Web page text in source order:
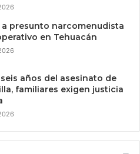
a presunto narcomenudista
en Tehuacán
años del asesinato de
familiares exigen justicia